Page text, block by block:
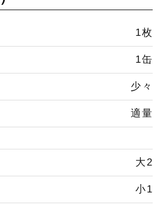
1枚
1缶
少々
適量
大2
小1